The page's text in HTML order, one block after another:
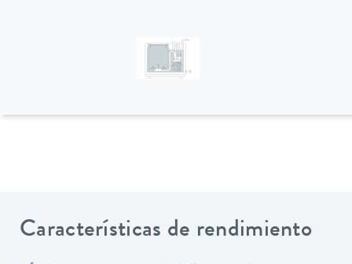
Características de rendimiento